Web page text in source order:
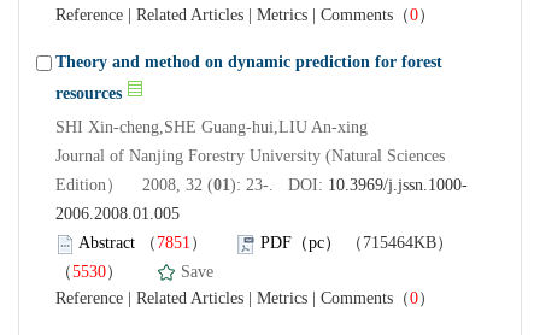
Reference
Related Articles Metrics Comments （0）
Theory and method on dynamic prediction for forest
resources
SHI Xin-cheng,SHE Guang-hui,LIU An-xing
Journal of Nanjing Forestry University (Natural Sciences
Edition） 2008, 32 (01): 23-. DOI: 10.3969/j.jssn.1000-
2006.2008.01.005
Abstract （ 7851 ） PDF（pc）
（715464KB）
（5530）
Save
Reference
Related Articles Metrics Comments （0）